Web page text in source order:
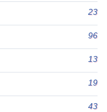
23
96
13
19
43